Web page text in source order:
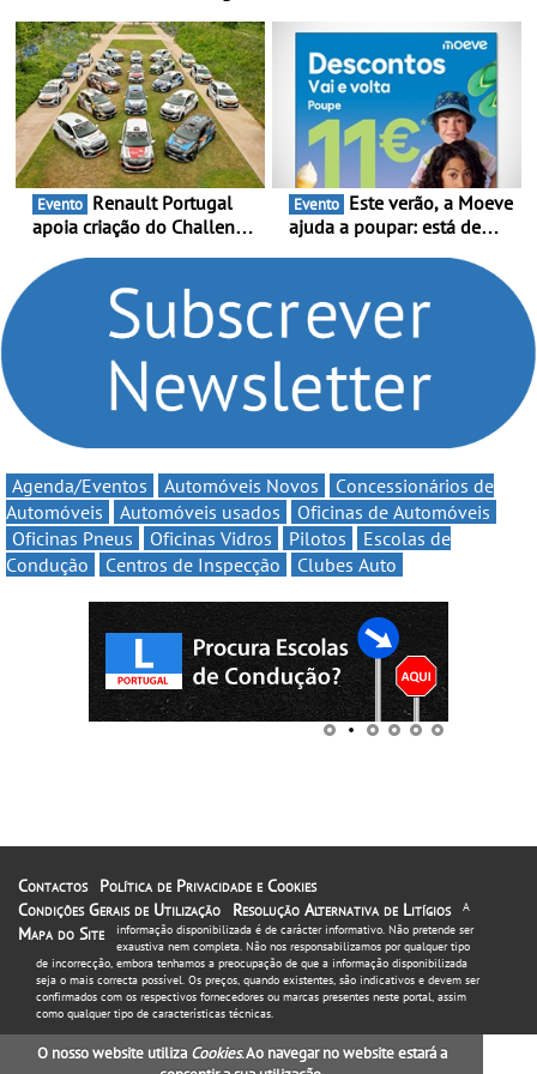
presença nacional ao lado
da mítica prova de ciclismo
e leva a sua gama SUV
multi-energia às estradas
de Portugal
Portugal Karting e mira boa
estreia - O Campeonato
Portugal Karting 2026
decorre entre 1 de Março e
6 de Setembro
Evento
apoia criação do Challenge
compromisso com o
automobilismo nacional
continua em 2026
Evento
ajuda a poupar: está de
Volta” com descontos de
Agenda/Eventos Automóveis Novos
Concessionários de
Automóveis
Automóveis usados
Oficinas de Automóveis
Oficinas Pneus
Oficinas Vidros Pilotos
Escolas de
Condução
Centros de Inspecção Clubes Auto
Contactos
Política de Privacidade e Cookies
Condições Gerais de Utilização
Resolução Alternativa de Litígios
Mapa do Site
A
informação disponibilizada é de carácter informativo. Não pretende ser
exaustiva nem completa. Não nos responsabilizamos por qualquer tipo
de incorrecção, embora tenhamos a preocupação de que a informação disponibilizada
seja o mais correcta possível. Os preços, quando existentes, são indicativos e devem ser
confirmados com os respectivos fornecedores ou marcas presentes neste portal, assim
como qualquer tipo de características técnicas.
O nosso website utiliza Cookies. Ao navegar no website estará a